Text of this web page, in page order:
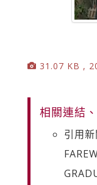
31.07 KB ,
相關連結
引用